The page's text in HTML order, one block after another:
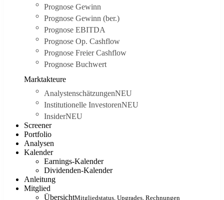
Prognose Gewinn
Prognose Gewinn (ber.)
Prognose EBITDA
Prognose Op. Cashflow
Prognose Freier Cashflow
Prognose Buchwert
Marktakteure
AnalystenschätzungenNEU
Institutionelle InvestorenNEU
InsiderNEU
Screener
Portfolio
Analysen
Kalender
Earnings-Kalender
Dividenden-Kalender
Anleitung
Mitglied
ÜbersichtMitgliedstatus, Upgrades, Rechnungen